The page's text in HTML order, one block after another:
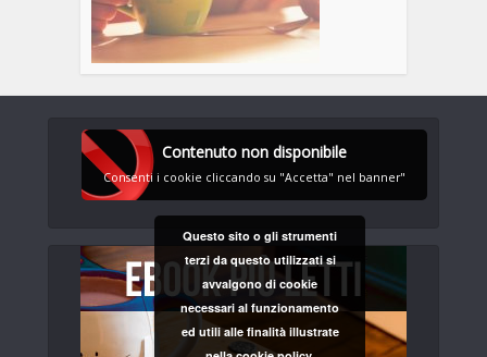
Contenuto non disponibile
Consenti i cookie cliccando su "Accetta" nel banner"
Questo sito o gli strumenti
terzi da questo utilizzati si
avvalgono di cookie
necessari al funzionamento
ed utili alle finalità illustrate